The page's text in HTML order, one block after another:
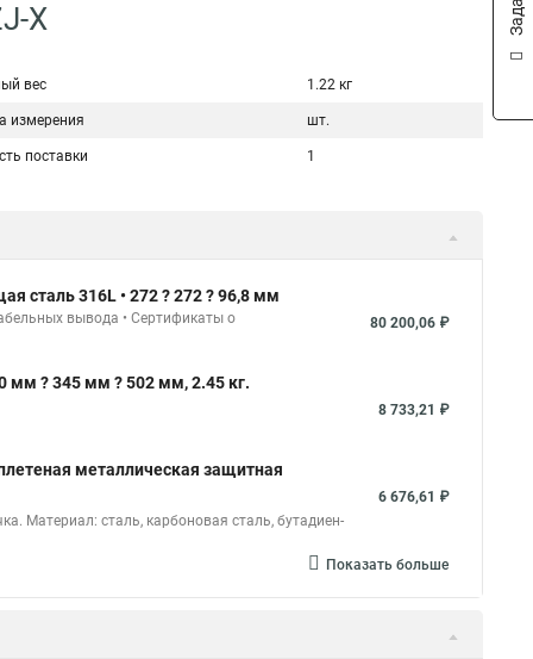
X
вес 1.22 кг
измерения шт.
поставки 1
сталь 316L • 272 ? 272 ? 96,8 мм
вывода • Сертификаты о
80 200,06 ₽
мм ? 345 мм ? 502 мм, 2.45 кг.
8 733,21 ₽
металлическая защитная
Материал: сталь, карбоновая сталь, бутадиен-
6 676,61 ₽
Показать больше